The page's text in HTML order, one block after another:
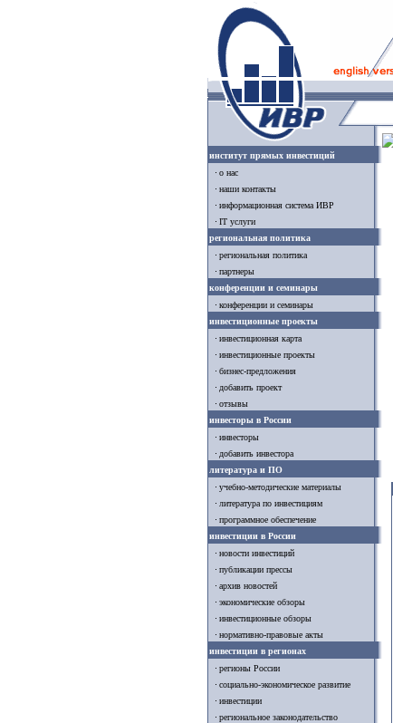
институт прямых инвестиций
о нас
наши контакты
информационная система ИВР
IT услуги
региональная политика
региональная политика
партнеры
конференции и семинары
конференции и семинары
инвестиционные проекты
инвестиционная карта
инвестиционные проекты
бизнес-предложения
добавить проект
отзывы
инвесторы в России
инвесторы
добавить инвестора
литература и ПО
учебно-методические материалы
литература по инвестициям
программное обеспечение
инвестиции в России
новости инвестиций
публикации прессы
архив новостей
экономические обзоры
инвестиционные обзоры
нормативно-правовые акты
инвестиции в регионах
регионы России
социально-экономическое развитие
инвестиции
региональное законодательство